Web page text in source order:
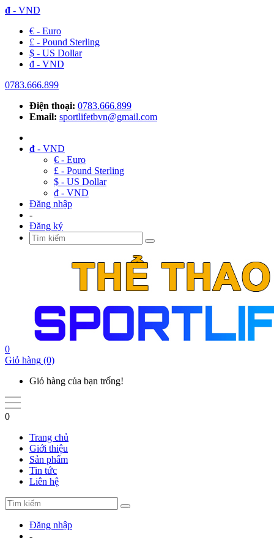
đ - VND
€ - Euro
£ - Pound Sterling
$ - US Dollar
đ - VND
0783.666.899
Điện thoại: 0783.666.899
Email: sportlifetbvn@gmail.com
đ - VND
€ - Euro
£ - Pound Sterling
$ - US Dollar
đ - VND
Đăng nhập
-
Đăng ký
0
Giỏ hàng (0)
Giỏ hàng của bạn trống!
0
Trang chủ
Giới thiệu
Sản phẩm
Tin tức
Liên hệ
Đăng nhập
-